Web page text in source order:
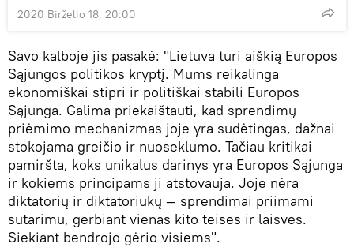
2020 Birželio 18, 20:00
Savo kalboje jis pasakė: "Lietuva turi aiškią Europos
Sąjungos politikos kryptį. Mums reikalinga
ekonomiškai stipri ir politiškai stabili Europos
Sąjunga. Galima priekaištauti, kad sprendimų
priėmimo mechanizmas joje yra sudėtingas, dažnai
stokojama greičio ir nuoseklumo. Tačiau kritikai
pamiršta, koks unikalus darinys yra Europos Sąjunga
ir kokiems principams ji atstovauja. Joje nėra
diktatorių ir diktatoriukų — sprendimai priimami
sutarimu, gerbiant vienas kito teises ir laisves.
Siekiant bendrojo gėrio visiems".